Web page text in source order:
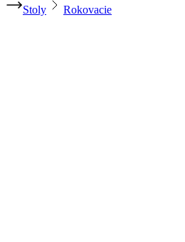
Stoly
Rokovacie